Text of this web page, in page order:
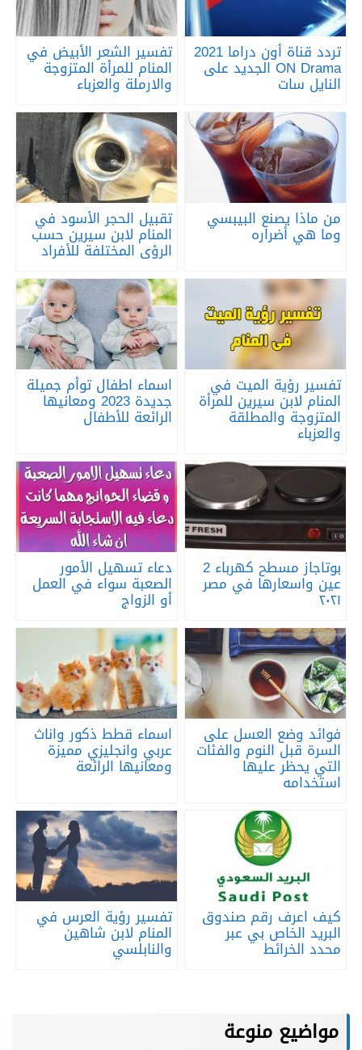
تردد قناة أون دراما 2021
ON Drama الجديد على
النايل سات
تفسير الشعر الأبيض في
المنام للمرأة المتزوجة
والارملة والعزباء
من ماذا يصنع البيبسي
وما هي أضراره
تقبيل الحجر الأسود في
المنام لابن سيرين حسب
الرؤى المختلفة للأفراد
تفسير رؤية الميت في
المنام لابن سيرين للمرأة
المتزوجة والمطلقة
والعزباء
اسماء اطفال توأم جميلة
جديدة 2023 ومعانيها
الرائعة للأطفال
بوتاجاز مسطح كهرباء 2
عين واسعارها في مصر
٢٠٢١
دعاء تسهيل الأمور
الصعبة سواء في العمل
أو الزواج
فوائد وضع العسل على
السرة قبل النوم والفئات
التي يحظر عليها
استخدامه
اسماء قطط ذكور واناث
عربي وانجليزي مميزة
ومعانيها الرائعة
كيف اعرف رقم صندوق
البريد الخاص بي عبر
محدد الخرائط
تفسير رؤية العرس في
المنام لابن شاهين
والنابلسي
مواضيع منوعة